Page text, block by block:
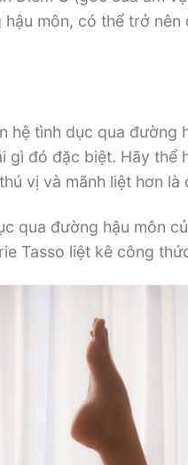
môn, có thể trở
hệ tình dục qua
đó đặc biệt. Hãy thể
vị và mãnh liệt hơn là
qua đường hậu môn
Tasso liệt kê công